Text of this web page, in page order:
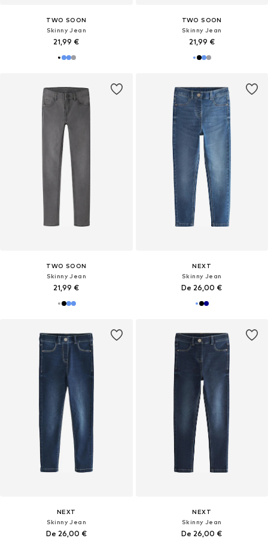
TWO SOON
Skinny Jean
21,99 €
TWO SOON
Skinny Jean
21,99 €
TWO SOON
Skinny Jean
21,99 €
NEXT
Skinny Jean
De 26,00 €
NEXT
Skinny Jean
De 26,00 €
NEXT
Skinny Jean
De 26,00 €